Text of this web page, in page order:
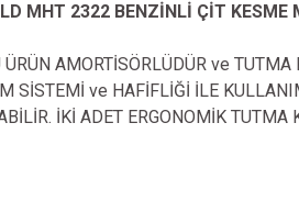
MHT 2322 BENZİNLİ ÇİT KESME
AMORTİSÖRLÜDÜR ve
SİSTEMİ ve HAFİFLİĞİ İLE
İKİ ADET ERGONOMİK